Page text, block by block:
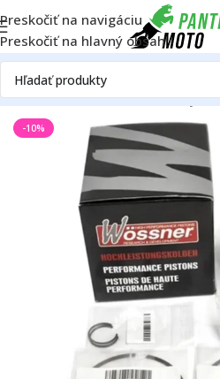
Preskočiť na navigáciu
Preskočiť na hlavný obsah
DomovOFF ROADMotorPiesty
-10%